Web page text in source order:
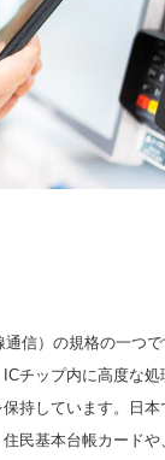
通信）の規格の一つ
ICチップ内に高度な
持しています。日
民基本台帳カード